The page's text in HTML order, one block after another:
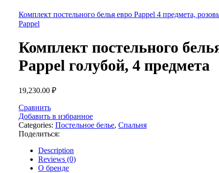
Комплект постельного белья евро Pappel 4 предмета,
Pappel
Комплект постельного
Pappel голубой, 4 предмета
19,230.00 ₽
Сравнить
Добавить в избранное
Categories: Постельное белье, Спальня
Поделиться:
Description
Reviews (0)
О бренде